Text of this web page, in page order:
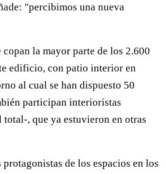
"percibimos una nueva
la mayor parte de los 2.600
edificio, con patio interior en
al cual se han dispuesto 50
participan interioristas
, que ya estuvieron en otras
de los espacios en los